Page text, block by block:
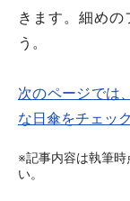
きます。細め
う。
次のページでは
な日傘をチェッ
※記事内容は執筆時
い。